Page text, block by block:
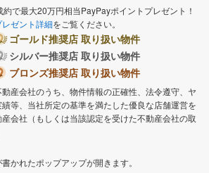
約で最大20万円相当PayPayポイントプレゼント！
レゼント詳細をご覧ください。
ゴールド推奨店 取り扱い物件
シルバー推奨店 取り扱い物件
ブロンズ推奨店 取り扱い物件
産会社のうち、物件情報の正確性、法令遵守、ヤ
等、当社所定の基準を満たした優良な店舗運営を
会社（もしくは当該認定を受けた不動産会社の取
かれたポップアップが開きます。